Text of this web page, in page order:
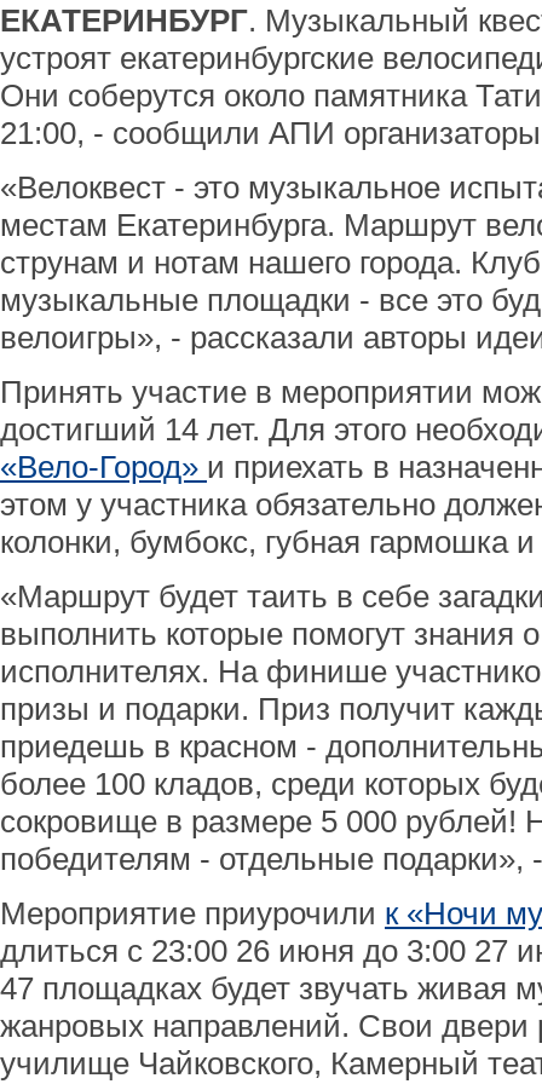
ЕКАТЕРИНБУРГ. Музыкальный
устроят екатеринбургские
Они соберутся около памятника
21:00, - сообщили АПИ
«Велоквест - это музыкальное
местам Екатеринбурга. Маршрут
струнам и нотам нашего города.
музыкальные площадки - все это
велоигры», - рассказали авторы
Принять участие в мероприятии
достигший 14 лет. Для этого
«Вело-Город» и приехать в
этом у участника обязательно
колонки, бумбокс, губная гармошка
«Маршрут будет таить в себе
выполнить которые помогут знания
исполнителях. На финише
призы и подарки. Приз получит
приедешь в красном -
более 100 кладов, среди которых
сокровище в размере 5 000 рублей!
победителям - отдельные подарки»,
Мероприятие приурочили к «Ночи
длиться с 23:00 26 июня до 3:00 27
47 площадках будет звучать живая
жанровых направлений. Свои двери
училище Чайковского, Камерный